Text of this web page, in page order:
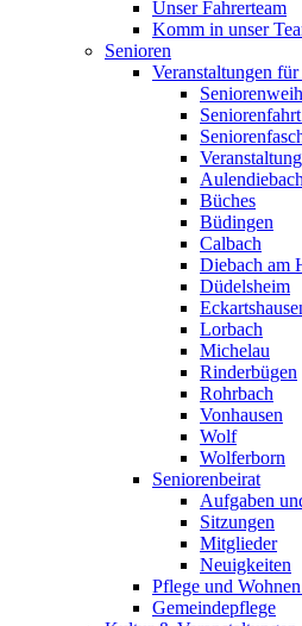
Unser Fahrerteam
Komm in unser
Senioren
Veranstaltungen
Aulendiebach
Büches
Büdingen
Calbach
Diebach am
Düdelsheim
Lorbach
Michelau
Rinderbügen
Rohrbach
Vonhausen
Wolf
Wolferborn
Seniorenbeirat
Aufgaben
Sitzungen
Mitglieder
Neuigkeiten
Pflege und
Gemeindepflege